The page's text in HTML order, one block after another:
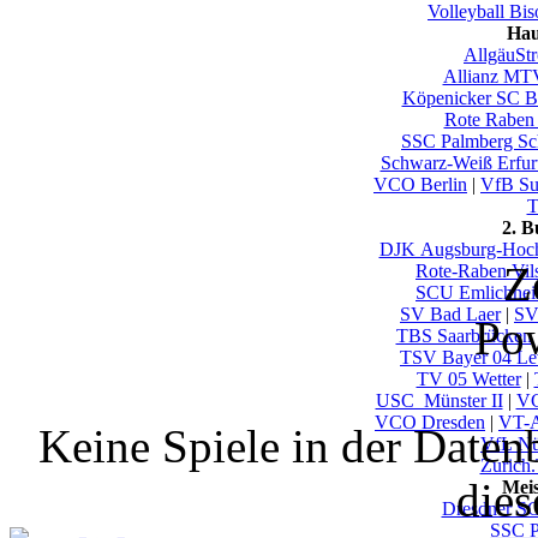
Volleyball
Allianz
Köpenicker SC
Rote
SSC Palmberg
Schwarz-Weiß
VCO Berlin | VfB
2.
DJK Augsburg-
Rote-Raben
SCU
SV Bad Laer|
TBS Saarbrücken
TSV Bayer 04
TV 05 Wetter|
USC_Münster II|
VCO Dresden | VT-
VfL
Dresdner
SSC
Keine Spiele in der